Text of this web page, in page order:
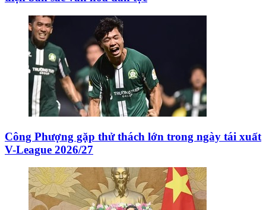
Công Phượng gặp thử thách lớn trong ngày tái xuất
V-League 2026/27